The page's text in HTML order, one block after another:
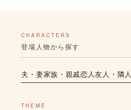
CHARACTERS
登場人物から探す
夫・妻家族・親戚恋人友人・隣人
THEME